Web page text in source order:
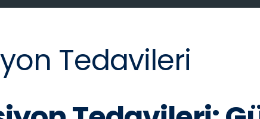
Tedavileri